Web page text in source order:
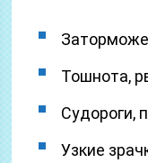
Тошнота,
Судороги,
Узкие